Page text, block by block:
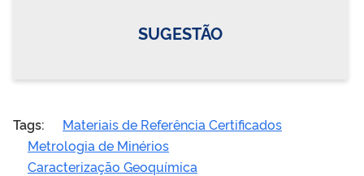
SUGESTÃO
Tags:
Materiais de Referência Certificados
Metrologia de Minérios
Caracterização Geoquímica